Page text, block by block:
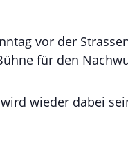
vor der
für den
wieder dabei